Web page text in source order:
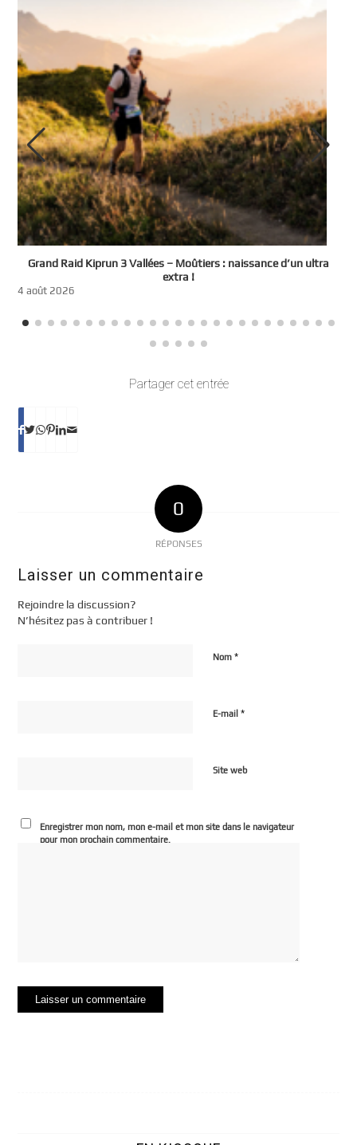
Grand Raid Kiprun 3 Vallées – Moûtiers : naissance d’un ultra
extra !
4 août 2026
Partager cet entrée
0
RÉPONSES
Laisser un commentaire
Rejoindre la discussion?
N’hésitez pas à contribuer !
Nom*
E-mail*
Site web
Enregistrer mon nom, mon e-mail et mon site dans le navigateur
pour mon prochain commentaire.